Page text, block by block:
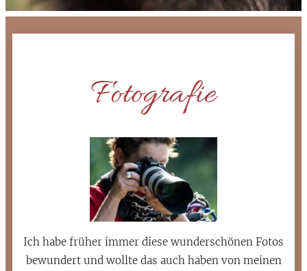
Fotografie
Ich habe früher immer diese wunderschönen Fotos
bewundert und wollte das auch haben von meinen